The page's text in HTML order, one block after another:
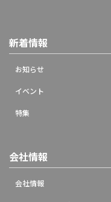
新着情報
お知らせ
イベント
特集
会社情報
会社情報